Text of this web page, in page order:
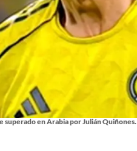
superado en Arabia por Julián Quiñones.